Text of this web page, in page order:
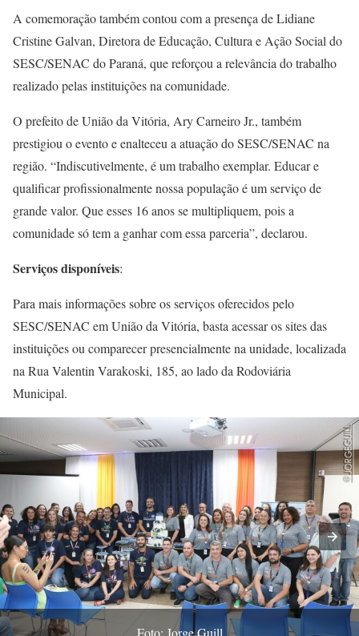
A comemoração também contou com a presença de Lidiane
Cristine Galvan, Diretora de Educação, Cultura e Ação Social do
SESC/SENAC do Paraná, que reforçou a relevância do trabalho
realizado pelas instituições na comunidade.
O prefeito de União da Vitória, Ary Carneiro Jr., também
prestigiou o evento e enalteceu a atuação do SESC/SENAC na
região. “Indiscutivelmente, é um trabalho exemplar. Educar e
qualificar profissionalmente nossa população é um serviço de
grande valor. Que esses 16 anos se multipliquem, pois a
comunidade só tem a ganhar com essa parceria”, declarou.
Serviços disponíveis:
Para mais informações sobre os serviços oferecidos pelo
SESC/SENAC em União da Vitória, basta acessar os sites das
instituições ou comparecer presencialmente na unidade, localizada
na Rua Valentin Varakoski, 185, ao lado da Rodoviária
Municipal.
Foto: Jorge Guill